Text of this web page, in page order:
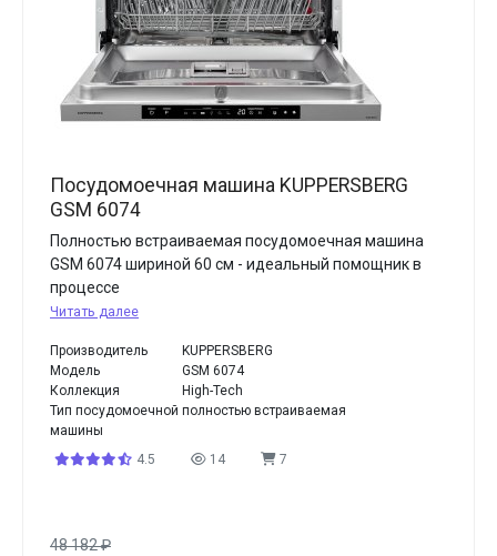
Посудомоечная машина KUPPERSBERG
GSM 6074
Полностью встраиваемая посудомоечная машина
GSM 6074 шириной 60 см - идеальный помощник в
процессе
Читать далее
Производитель
KUPPERSBERG
Модель
GSM 6074
Коллекция
High-Tech
Тип посудомоечной
машины
полностью встраиваемая
4.5 14 7
48 182₽